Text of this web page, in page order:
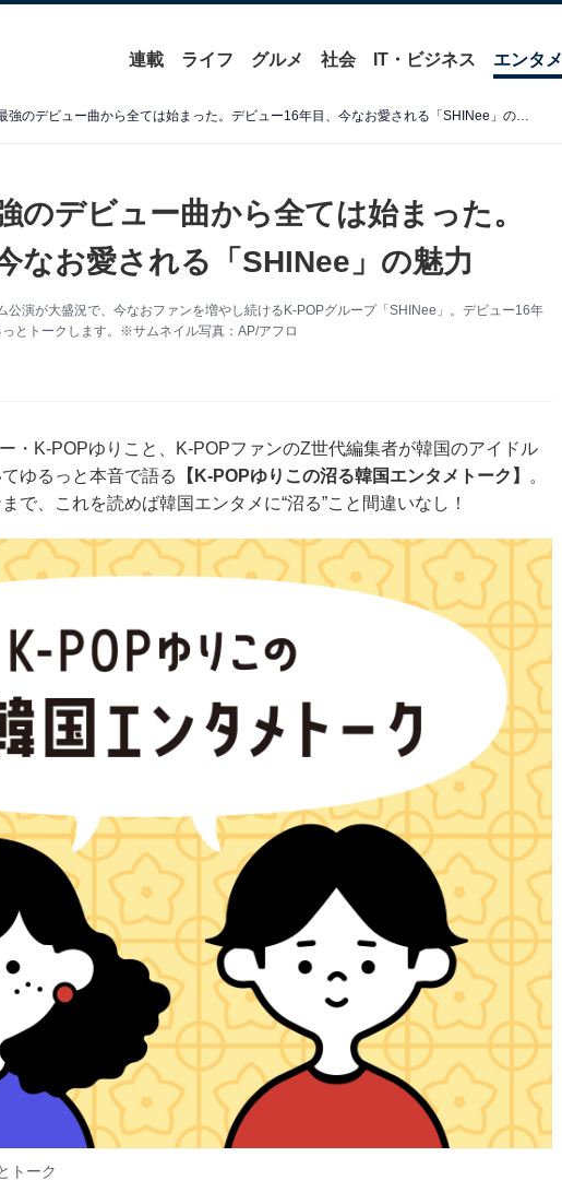
連載 ライフ グルメ 社会 IT・ビジネス エンタメ
K-POP史に残る最強のデビュー曲から全ては始まった。デビュー16年目、今なお愛される「SHINee」の魅力
のデビュー曲から全ては始まった。
なお愛される「SHINee」の魅力
演が大盛況で、今なおファンを増やし続けるK-POPグループ「SHINee」。デビュー16年
とトークします。※サムネイル写真：AP/アフロ
・K-POPゆりこと、K-POPファンのZ世代編集者が韓国のアイドル
ゆるっと本音で語る 【K-POPゆりこの沼る韓国エンタメトーク】
。
で、これを読めば韓国エンタメに“沼る”こと間違いなし！
トーク